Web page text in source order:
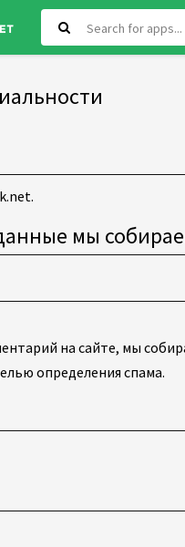
мы
на сайте, мы
определения спама.